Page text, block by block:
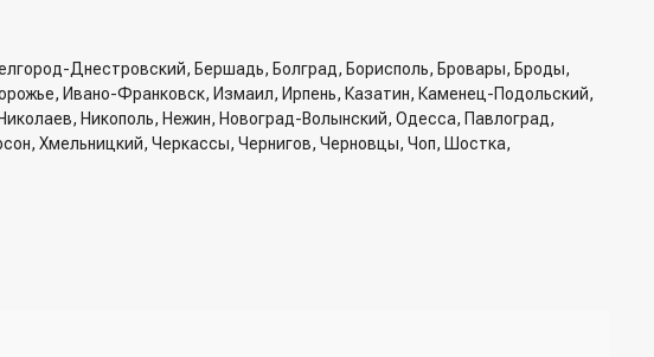
Днестровский, Бершадь, Болград, Борисполь, Бровары, Броды,
Ивано-Франковск, Измаил, Ирпень, Казатин, Каменец-Подольский,
Никополь, Нежин, Новоград-Волынский, Одесса, Павлоград,
Хмельницкий, Черкассы, Чернигов, Черновцы, Чоп, Шостка,